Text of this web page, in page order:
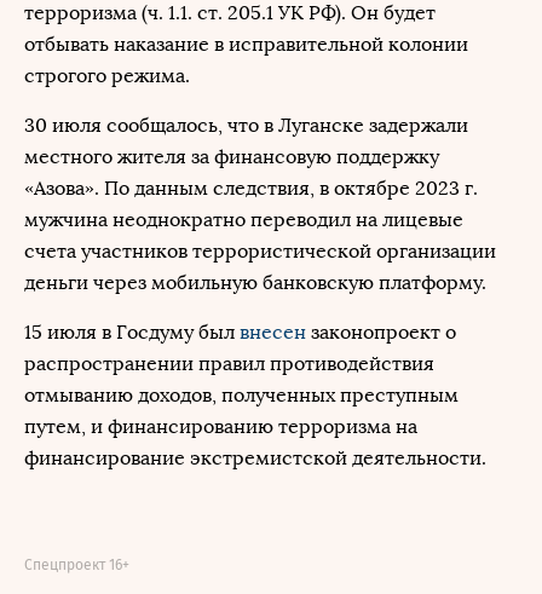
терроризма (ч. 1.1. ст. 205.1 УК РФ). Он будет
отбывать наказание в исправительной колонии
строгого режима.
30 июля сообщалось, что в Луганске задержали
местного жителя за финансовую поддержку
«Азова». По данным следствия, в октябре 2023 г.
мужчина неоднократно переводил на лицевые
счета участников террористической организации
деньги через мобильную банковскую платформу.
15 июля в Госдуму был внесен законопроект о
распространении правил противодействия
отмыванию доходов, полученных преступным
путем, и финансированию терроризма на
финансирование экстремистской деятельности.
Спецпроект 16+